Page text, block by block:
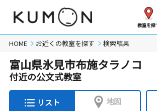
教室を探
HOME お近くの教室を探す 検索結果
富山県氷見市布施タラノコ
付近の公文式教室
リスト 地図